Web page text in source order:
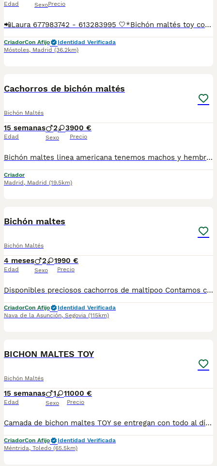
Edad SexoPrecio
📲Laura 677983742 - 613283995 🤍*Bichón maltés toy coreano*🤍 ¿Buscas un nuevo compañero para tu hogar? ❤️ Tenemos preciosos cachorros listos para encontrar una familia responsable. ✅ Vacunados ✅ Desparasitados ✅ Cartilla sanitaria ✅ Garantías incluidas ✅ Máxima atención y cuidado Se hacen envíos a toda España: Andalucía: Almería, Cádiz, Córdoba, Granada, Huelva, Jaén, Málaga, Sevilla.Aragón: Huesca, Teruel, Zaragoza.Asturias: Oviedo.Baleares: Palma.Canarias: Las Palmas de Gran Canaria, Santa Cruz de Tenerife.Cantabria: Santander.Castilla-La Mancha: Albacete, Ciudad Real, Cuenca, Guadalajara, Toledo.Castilla y León: Ávila, Burgos, León, Palencia, Salamanca, Segovia, Soria, Valladolid, Zamora.Cataluña: Barcelona, Gerona (Girona), Lérida (Lleida), Tarragona.Comunidad Valenciana: Alicante, Castellón de la Plana, Valencia.Extremadura: Badajoz, Cáceres.Galicia: La Coruña (A Coruña), Lugo, Orense (Ourense), Pontevedra.La Rioja: Logroño.Madrid: Madrid.Murcia: Murcia.Navarra: Pamplona.País Vasco: Bilbao (Vizcaya), San Sebastián (Guipúzcoa), Vitoria (Álava). 🐾 Cachorros sanos, sociables y criados con mucho cariño. 📲 ¡Pregunta sin compromiso por disponibilidad, fotos y precios por mensaje privado!
CriadorCon Afijo
Identidad Verificada
Móstoles, Madrid (36.2km)
Cachorros de bichón maltés
Bichón Maltés
15 semanas
Edad
2 3
Sexo
900 €
Precio
Bichón maltes linea americana tenemos machos y hembras ,distintos colores Nuestros cachorros nacen y crecen en un ambiente familiar ,sin jaulas ,con un respeto y exclusiva cria,somos respetuosos con el tiempo de destete ,cada cachorro necesita su tiempo.. Destetamos con un pienso de alta calidad , Cachorros revisados ,desde el nacimiento ,hasta la entrega por un veterinario competente ,buscando siempre el bienestar de nuestros animales.. Sociabilizados y equilibrados tanto padres como cachorros Se entregan con todo el protocolo veterinario legal,y garantías por escrito completas.. Tenemos servicio de entrega personalizado a cualquier punto de España,directo.. El precio puede cambiar tanto en sexo como en características del cachorro. Dejanos tú teléfono y te mandamos toda la información fotos y vídeos ..
Criador
Madrid , Madrid (19.5km)
Bichón maltes
Bichón Maltés
4 meses
Edad
2 1
Sexo
990 €
Precio
Disponibles preciosos cachorros de maltipoo Contamos con hembras y machos. Somos un criadero familiar y te ofrecemos la posibilidad de venir a conocer a los cachorros en persona o mediante videollamada. Entregamos a los cachorros con todo en regla: • Vacunas correspondientes a su edad • Desparasitación interna y externa • Cartilla sanitaria • Revisión veterinaria • Pasaporte • Microchip • Contrato de adopción con garantías Realizamos entregas en toda la península, incluyendo: Galicia, Cantabria, País Vasco, Barcelona, Zaragoza, Huesca, Valencia, Castilla-La Mancha, Castilla y León, , Murcia y Andalucía. Para cualquier consulta o para recibir fotos y vídeos de los cachorros, no dudes en contactarnos. También puedes ver más en nuestro perfil: [@cachorrospippiespremium]. 📞 Teléfono y WhatsApp: 663 736 099 Atendemos de lunes a domingo. Preguntar por Carla. ¡Estaremos encantados de ayudarte!
CriadorCon Afijo
Identidad Verificada
Nava de la Asunción, Segovia (115km)
BICHON MALTES TOY
Bichón Maltés
15 semanas
Edad
1 1
Sexo
1000 €
Precio
Camada de bichon maltes TOY se entregan con todo al día en cuanto a vacunación, desparasitación interna y externa, microchip y pasaporte con procedencia lícita de centro canino profesional. Revisión veterinaria. Nos dedicamos profesionalmente al mundo del cachorro desde hace más de 17 años ,centro canino del Valle caprice, es nuestro nombre , criadores profesionales , residencia canina y veterinarios, que mejor sitio para adquirir tu nuevo miembro familiar. Núcleo de cria ES450990000078 Pueden encontrarnos de igual modo en la pagina oficial de la canina de España como uno de los pocos criadores recomendados y registrados , www.rsce.es Los precios son desde más IVA según cachorro, camada y época. Pregunten disponibilidad y precios Pregunten sin compromiso , y le damos cita para venir a ver a los peques a nuestro centro canino, pueden ver nuestras referencias como mejor criadero en Google , y redes sociales así como en nuestra web Web www.delvallecaprice.com
CriadorCon Afijo
Identidad Verificada
Méntrida, Toledo (65.5km)